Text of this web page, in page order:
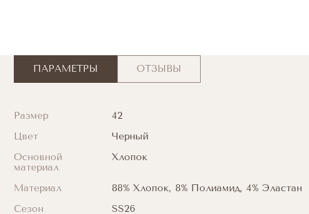
ПАРАМЕТРЫ ОТЗЫВЫ
Размер
42
Цвет
Черный
Основной
материал
Хлопок
Материал
88% Хлопок, 8% Полиамид, 4% Эластан
Сезон
SS26